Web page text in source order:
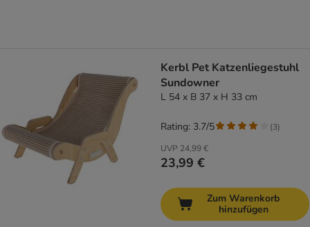
Kerbl Pet Katzenliegestuhl
Sundowner
L 54 x B 37 x H 33 cm
UVP 24,99 €
23,99 €
Rating: 3.7/5 (3)
Zum Warenkorb
hinzufügen